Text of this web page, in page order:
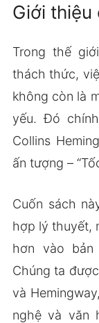
Giới thiệu
Trong thế
thách thức,
không còn là
yếu. Đó
Collins
ấn tượng –
Cuốn sách
hợp lý thuyết,
hơn vào
Chúng ta
và
nghệ và văn